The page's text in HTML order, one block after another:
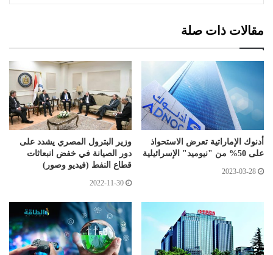
مقالات ذات صلة
أدنوك الإماراتية تعرض الاستحواذ
على 50% من "نيوميد" الإسرائيلية
2023-03-28
وزير البترول المصري يشدد على
دور الصيانة في خفض انبعاثات
قطاع النفط (فيديو وصور)
2022-11-30